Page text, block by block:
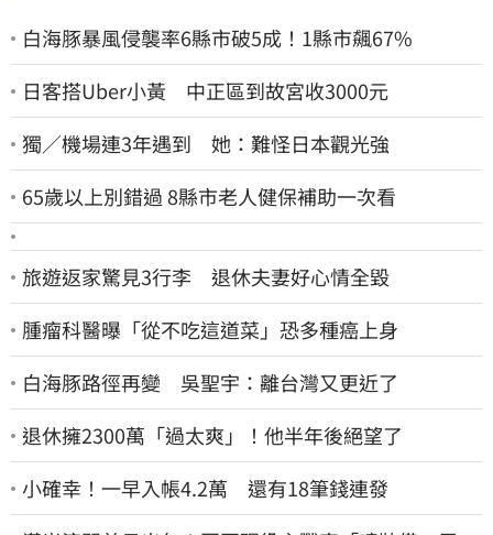
白海豚暴風侵襲率6縣市破5成！1縣市飆67%
日客搭Uber小黃 中正區到故宮收3000元
獨／機場連3年遇到 她：難怪日本觀光強
65歲以上別錯過 8縣市老人健保補助一次看
旅遊返家驚見3行李 退休夫妻好心情全毀
腫瘤科醫曝「從不吃這道菜」恐多種癌上身
白海豚路徑再變 吳聖宇：離台灣又更近了
退休擁2300萬「過太爽」！他半年後絕望了
小確幸！一早入帳4.2萬 還有18筆錢連發